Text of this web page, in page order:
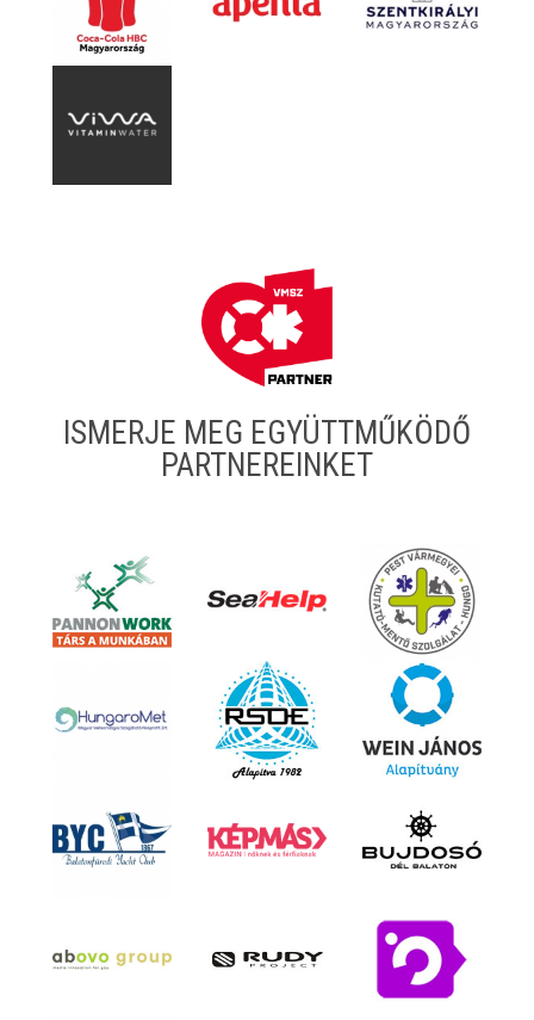
ISMERJE MEG EGYÜTTMŰKÖDŐ
PARTNEREINKET